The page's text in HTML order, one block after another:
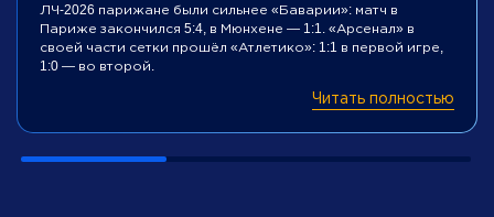
ЛЧ-2026 парижане были сильнее «Баварии»: матч в
Париже закончился 5:4, в Мюнхене — 1:1. «Арсенал» в
своей части сетки прошёл «Атлетико»: 1:1 в первой игре,
1:0 — во второй.
Читать полностью